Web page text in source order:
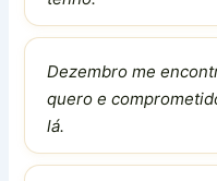
Dezembro me
quero e
lá.